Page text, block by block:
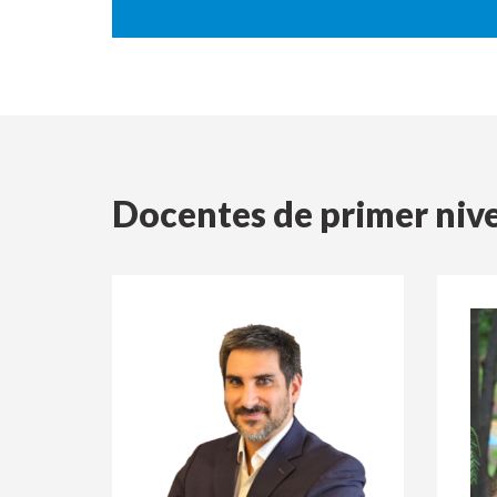
Docentes de primer